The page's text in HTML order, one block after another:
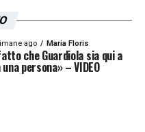
TOP NEWS
ago Maria Floris
che Guardiola sia qui a
persona» – VIDEO